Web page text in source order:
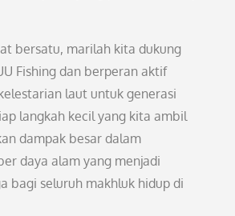
bersatu, marilah kita dukung
Fishing dan berperan aktif
laut untuk generasi
langkah kecil yang kita ambil
dampak besar dalam
daya alam yang menjadi
bagi seluruh makhluk hidup di